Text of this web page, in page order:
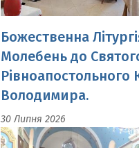
Рівноапостольного
Володимира.
30 Липня 2026